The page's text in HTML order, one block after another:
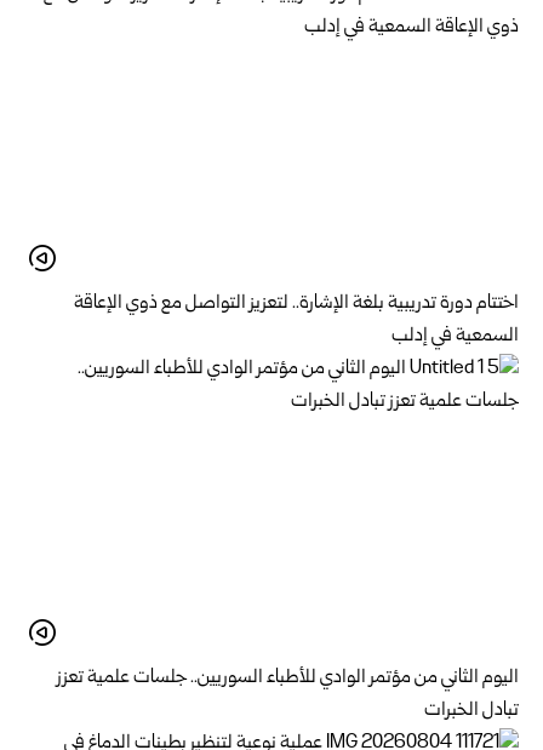
اختتام دورة تدريبية بلغة الإشارة.. لتعزيز التواصل مع ذوي الإعاقة
السمعية في إدلب
اليوم الثاني من مؤتمر الوادي للأطباء السوريين.. جلسات علمية تعزز
تبادل الخبرات